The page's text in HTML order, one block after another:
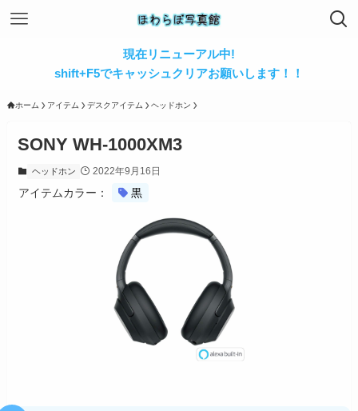
現在リニューアル中!
shift+F5でキャッシュクリアお願いします！！
ホーム アイテム デスクアイテム ヘッドホン
SONY WH-1000XM3
ヘッドホン 2022年9月16日
アイテムカラー： 黒